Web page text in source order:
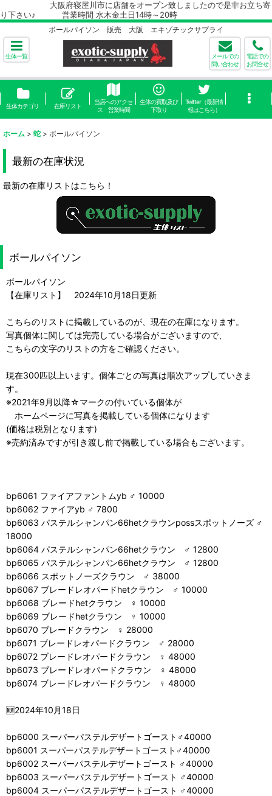
大阪府寝屋川市に店舗をオープン致しましたので是非お立ち寄
り下さい♪ 営業時間 水木金土日14時～20時
ボールパイソン 販売 大阪 エキゾチックサプライ
生体一覧
メールでの
問い合わせ
電話での
お問合せ
生体カテゴリ 在庫リスト
当店へのアクセ
ス 営業時間
生体の買取及び
下取り
Twitter（最新情
報はこちら）
ホーム > 蛇 > ボールパイソン
最新の在庫状況
最新の在庫リストはこちら！
ボールパイソン
ボールパイソン
【在庫リスト】 2024年10月18日更新
こちらのリストに掲載しているのが、現在の在庫になります。
写真個体に関しては完売している場合がございますので、
こちらの文字のリストの方をご確認ください。
現在300匹以上います。個体ごとの写真は順次アップしていきま
す。
※2021年9月以降☆マークの付いている個体が
ホームページに写真を掲載している個体になります
(価格は税別となります)
※売約済みですが引き渡し前で掲載している場合もございます。
bp6061 ファイアファントムyb ♂ 10000
bp6062 ファイアyb ♂ 7800
bp6063 パステルシャンパン66hetクラウンpossスポットノーズ ♂
18000
bp6064 パステルシャンパン66hetクラウン ♂ 12800
bp6065 パステルシャンパン66hetクラウン ♂ 12800
bp6066 スポットノーズクラウン ♂ 38000
bp6067 ブレードレオパードhetクラウン ♂ 10000
bp6068 ブレードhetクラウン ♀ 10000
bp6069 ブレードhetクラウン ♀ 10000
bp6070 ブレードクラウン ♀ 28000
bp6071 ブレードレオパードクラウン ♂ 28000
bp6072 ブレードレオパードクラウン ♀ 48000
bp6073 ブレードレオパードクラウン ♀ 48000
bp6074 ブレードレオパードクラウン ♀ 48000
🆕2024年10月18日
bp6000 スーパーパステルデザートゴースト♂40000
bp6001 スーパーパステルデザートゴースト♂40000
bp6002 スーパーパステルデザートゴースト ♂40000
bp6003 スーパーパステルデザートゴースト ♂40000
bp6004 スーパーパステルデザートゴースト ♂40000